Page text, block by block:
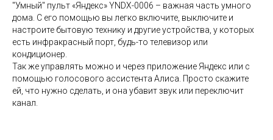
"Умный" пульт «Яндекс» YNDX-0006 – важная часть умного
дома. С его помощью вы легко включите, выключите и
настроите бытовую технику и другие устройства, у которых
есть инфракрасный порт, будь-то телевизор или
кондиционер.
Так же управлять можно и через приложение Яндекс или с
помощью голосового ассистента Алиса. Просто скажите
ей, что нужно сделать, и она убавит звук или переключит
канал.